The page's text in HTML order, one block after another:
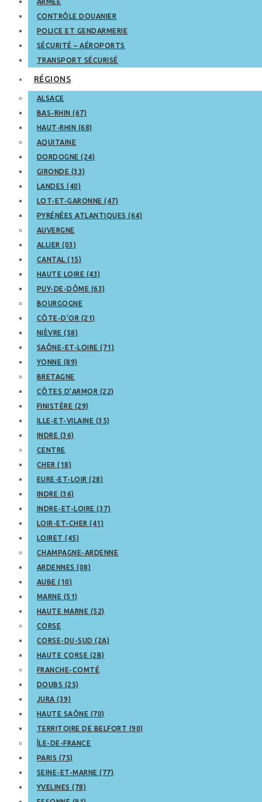
CONTRÔLE DOUANIER
POLICE ET GENDARMERIE
SÉCURITÉ – AÉROPORTS
TRANSPORT SÉCURISÉ
RÉGIONS
ALSACE
BAS-RHIN (67)
HAUT-RHIN (68)
AQUITAINE
DORDOGNE (24)
GIRONDE (33)
LANDES (40)
LOT-ET-GARONNE (47)
PYRÉNÉES ATLANTIQUES (64)
AUVERGNE
ALLIER (03)
CANTAL (15)
HAUTE LOIRE (43)
PUY-DE-DÔME (63)
BOURGOGNE
CÔTE-D’OR (21)
NIÈVRE (58)
SAÔNE-ET-LOIRE (71)
YONNE (89)
BRETAGNE
CÔTES D’ARMOR (22)
FINISTÈRE (29)
ILLE-ET-VILAINE (35)
INDRE (36)
CENTRE
CHER (18)
EURE-ET-LOIR (28)
INDRE (36)
INDRE-ET-LOIRE (37)
LOIR-ET-CHER (41)
LOIRET (45)
CHAMPAGNE-ARDENNE
ARDENNES (08)
AUBE (10)
MARNE (51)
HAUTE MARNE (52)
CORSE
CORSE-DU-SUD (2A)
HAUTE CORSE (2B)
FRANCHE-COMTÉ
DOUBS (25)
JURA (39)
HAUTE SAÔNE (70)
TERRITOIRE DE BELFORT (90)
ÎLE-DE-FRANCE
PARIS (75)
SEINE-ET-MARNE (77)
YVELINES (78)